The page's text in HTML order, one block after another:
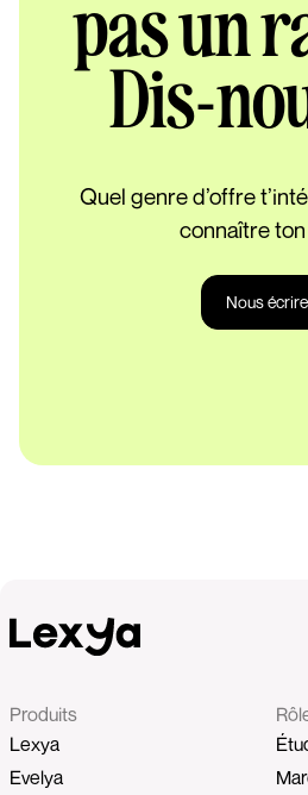
pas un
Dis-
Quel genre d’offre
connaître ton
Nous écrire
Produits
Lexya
Evelya